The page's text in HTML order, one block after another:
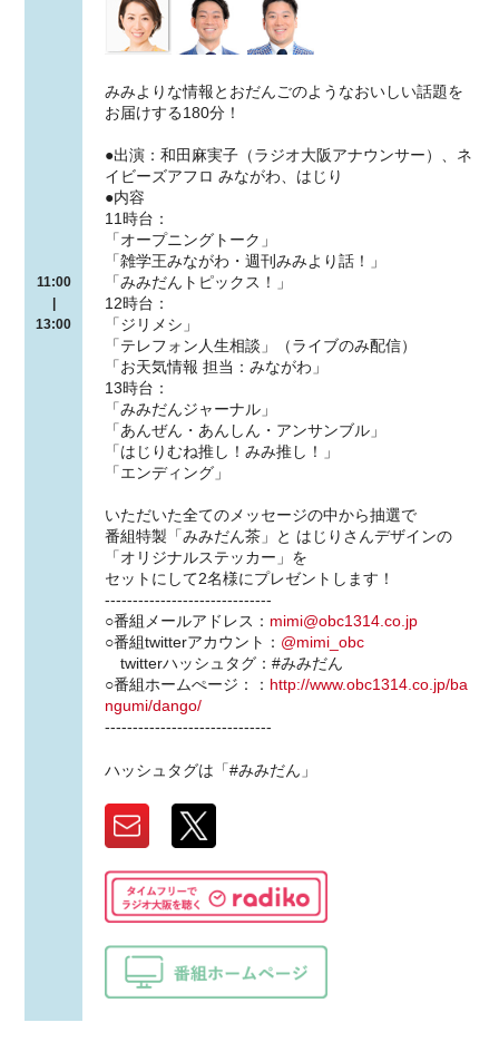
11:00
13:00
みみよりな情報とおだんごのようなおいしい話題を
お届けする180分！
●出演：和田麻実子（ラジオ大阪アナウンサー）、ネ
イビーズアフロ みながわ、はじり
●内容
11時台：
「オープニングトーク」
「雑学王みながわ・週刊みみより話！」
「みみだんトピックス！」
12時台：
「ジリメシ」
「テレフォン人生相談」（ライブのみ配信）
「お天気情報 担当：みながわ」
13時台：
「みみだんジャーナル」
「あんぜん・あんしん・アンサンブル」
「はじりむね推し！みみ推し！」
「エンディング」
いただいた全てのメッセージの中から抽選で
番組特製「みみだん茶」と はじりさんデザインの
「オリジナルステッカー」を
セットにして2名様にプレゼントします！
------------------------------
○番組メールアドレス： mimi@obc1314.co.jp
○番組twitterアカウント： @mimi_obc
twitterハッシュタグ：#みみだん
○番組ホームぺージ：： http://www.obc1314.co.jp/ba
ngumi/dango/
------------------------------
ハッシュタグは「#みみだん」